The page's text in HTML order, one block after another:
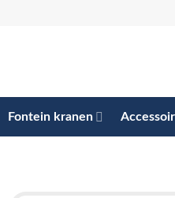
Fontein kranen